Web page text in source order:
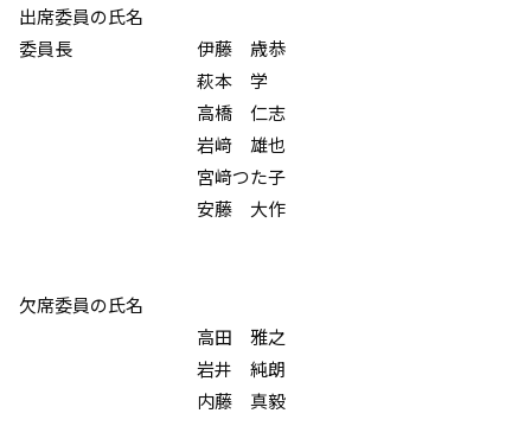
出席委員の氏名
委員長 伊藤 歳恭
萩本 学
高橋 仁志
岩﨑 雄也
宮﨑つた子
安藤 大作
欠席委員の氏名
高田 雅之
岩井 純朗
内藤 真毅